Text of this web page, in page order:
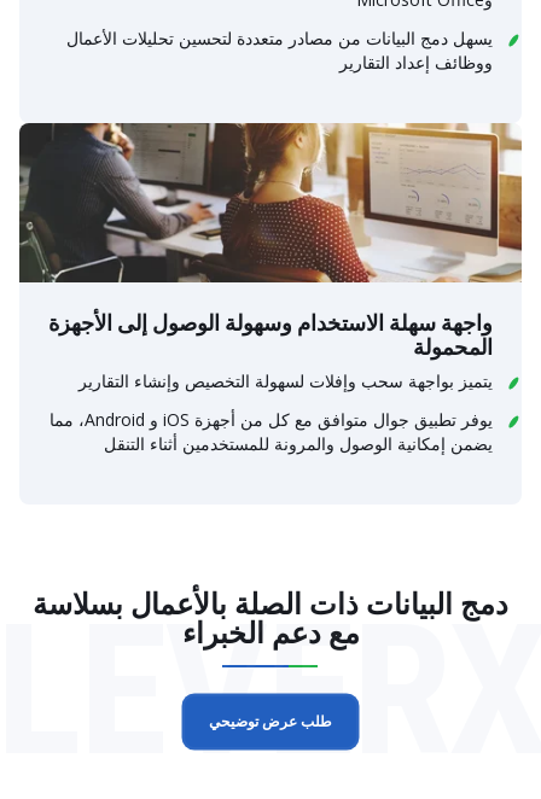
يسهل دمج البيانات من مصادر متعددة لتحسين تحليلات الأعمال
ووظائف إعداد التقارير
واجهة سهلة الاستخدام وسهولة الوصول إلى الأجهزة
المحمولة
يتميز بواجهة سحب وإفلات لسهولة التخصيص وإنشاء التقارير
يوفر تطبيق جوال متوافق مع كل من أجهزة iOS و Android، مما
يضمن إمكانية الوصول والمرونة للمستخدمين أثناء التنقل
دمج البيانات ذات الصلة بالأعمال بسلاسة
مع دعم الخبراء
طلب عرض توضيحي